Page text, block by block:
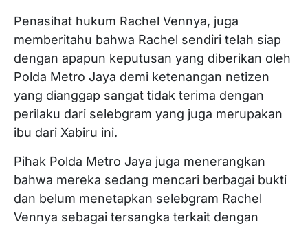
Penasihat hukum Rachel Vennya, juga
memberitahu bahwa Rachel sendiri telah siap
dengan apapun keputusan yang diberikan oleh
Polda Metro Jaya demi ketenangan netizen
yang dianggap sangat tidak terima dengan
perilaku dari selebgram yang juga merupakan
ibu dari Xabiru ini.
Pihak Polda Metro Jaya juga menerangkan
bahwa mereka sedang mencari berbagai bukti
dan belum menetapkan selebgram Rachel
Vennya sebagai tersangka terkait dengan